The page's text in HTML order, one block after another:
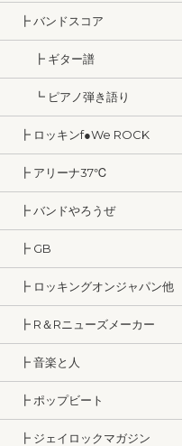
┣ バンドスコア
┣ ギター譜
┗ ピアノ弾き語り
┣ ロッキンf●We ROCK
┣ アリーナ37℃
┣ バンドやろうぜ
┣ GB
┣ ロッキングオンジャパン他
┣ R＆Rニューズメーカー
┣ 音楽と人
┣ ポップビート
┣ ジェイロックマガジン